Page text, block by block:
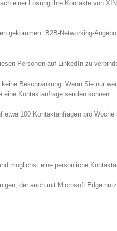
einer Lösung ihre Kontakte von
gekommen. B2B-Networking-
Personen auf LinkedIn zu
Beschränkung. Wenn Sie nur
Kontaktanfrage senden können.
100 Kontaktanfragen pro
möglichst eine persönliche
der auch mit Microsoft Edge